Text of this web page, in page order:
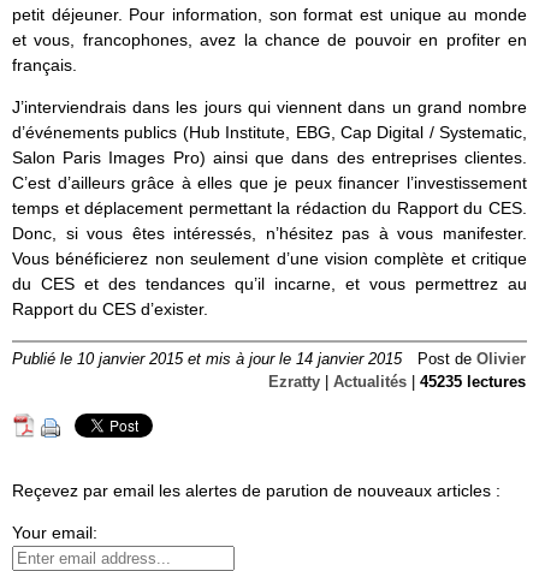
petit déjeuner. Pour information, son format est unique au monde
et vous, francophones, avez la chance de pouvoir en profiter en
français.
J’interviendrais dans les jours qui viennent dans un grand nombre
d’événements publics (Hub Institute, EBG, Cap Digital / Systematic,
Salon Paris Images Pro) ainsi que dans des entreprises clientes.
C’est d’ailleurs grâce à elles que je peux financer l’investissement
temps et déplacement permettant la rédaction du Rapport du CES.
Donc, si vous êtes intéressés, n’hésitez pas à vous manifester.
Vous bénéficierez non seulement d’une vision complète et critique
du CES et des tendances qu’il incarne, et vous permettrez au
Rapport du CES d’exister.
Publié le 10 janvier 2015 et mis à jour le 14 janvier 2015 Post de Olivier
Ezratty
Actualités 45235 lectures
Reçevez par email les alertes de parution de nouveaux articles :
Your email: